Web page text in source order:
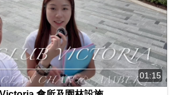
01:15